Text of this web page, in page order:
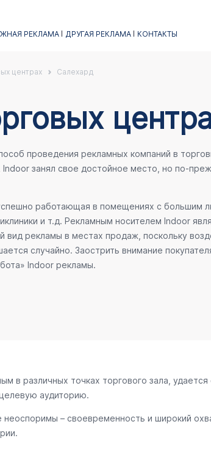
РЕКЛАМА ДРУГАЯ РЕКЛАМА КОНТАКТЫ
центрах Салехард
проведения рекламных компаний в
занял свое достойное место, но по-
работающая в помещениях с большим
и т.д. Рекламным носителем Indoor
рекламы в местах продаж, поскольку
случайно. Заострить внимание
Indoor рекламы.
в различных точках торгового зала,
аудиторию.
– своевременность и широкий